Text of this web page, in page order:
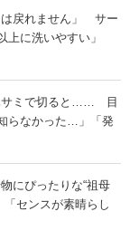
は戻れません」 サー
に洗いやすい」
サミで切ると…… 目
らなかった…」「発
にぴったりな“祖母
「センスが素晴らし